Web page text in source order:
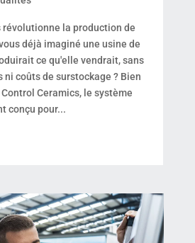
révolutionne la production de
déjà imaginé une usine de
ce qu'elle vendrait, sans
ni coûts de surstockage ? Bien
Ceramics, le système
conçu pour...